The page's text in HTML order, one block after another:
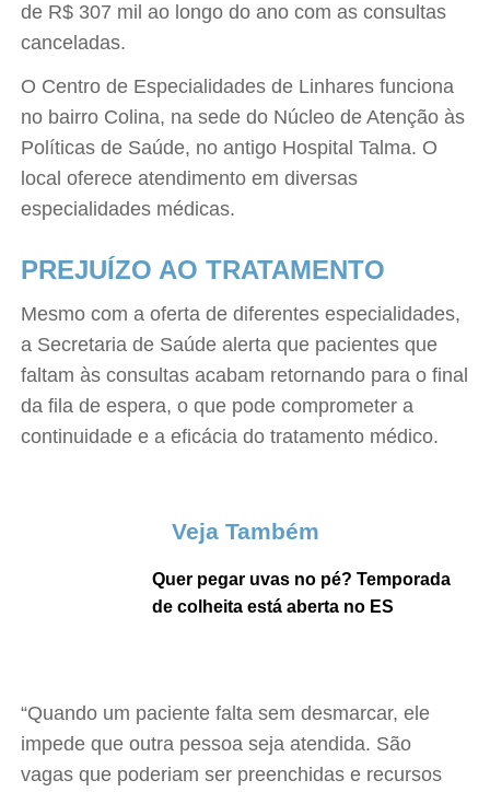
de R$ 307 mil ao longo do ano com as consultas
canceladas.
O Centro de Especialidades de Linhares funciona
no bairro Colina, na sede do Núcleo de Atenção às
Políticas de Saúde, no antigo Hospital Talma. O
local oferece atendimento em diversas
especialidades médicas.
PREJUÍZO AO TRATAMENTO
Mesmo com a oferta de diferentes especialidades,
a Secretaria de Saúde alerta que pacientes que
faltam às consultas acabam retornando para o final
da fila de espera, o que pode comprometer a
continuidade e a eficácia do tratamento médico.
Veja Também
Quer pegar uvas no pé? Temporada
de colheita está aberta no ES
“Quando um paciente falta sem desmarcar, ele
impede que outra pessoa seja atendida. São
vagas que poderiam ser preenchidas e recursos